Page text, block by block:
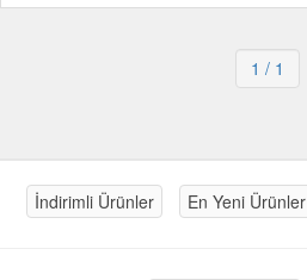
1 / 1
İndirimli Ürünler En Yeni Ürünler